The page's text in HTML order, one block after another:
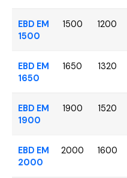
EBD EM
1500
1500 1200
EBD EM
1650
1650 1320
EBD EM
1900
1900 1520
EBD EM
2000
2000 1600